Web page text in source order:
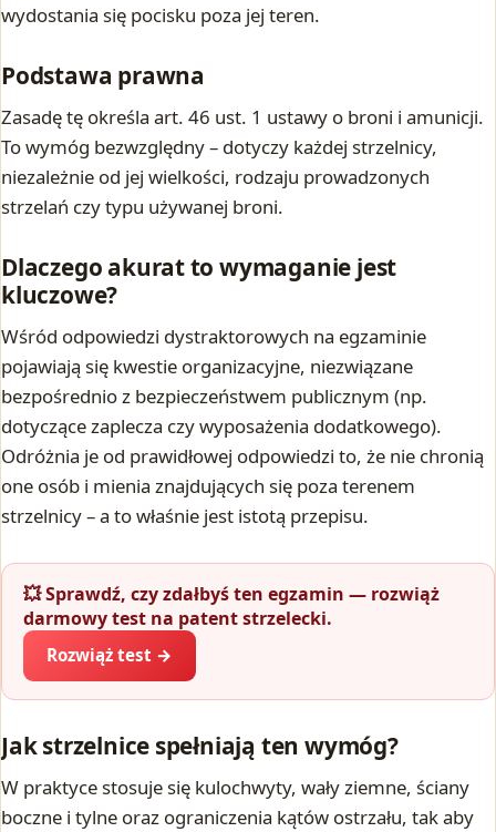
wydostania się pocisku poza jej teren.
Podstawa prawna
Zasadę tę określa art. 46 ust. 1 ustawy o broni i amunicji.
To wymóg bezwzględny – dotyczy każdej strzelnicy,
niezależnie od jej wielkości, rodzaju prowadzonych
strzelań czy typu używanej broni.
Dlaczego akurat to wymaganie jest
kluczowe?
Wśród odpowiedzi dystraktorowych na egzaminie
pojawiają się kwestie organizacyjne, niezwiązane
bezpośrednio z bezpieczeństwem publicznym (np.
dotyczące zaplecza czy wyposażenia dodatkowego).
Odróżnia je od prawidłowej odpowiedzi to, że nie chronią
one osób i mienia znajdujących się poza terenem
strzelnicy – a to właśnie jest istotą przepisu.
💥 Sprawdź, czy zdałbyś ten egzamin — rozwiąż
darmowy test na patent strzelecki.
Rozwiąż test →
Jak strzelnice spełniają ten wymóg?
W praktyce stosuje się kulochwyty, wały ziemne, ściany
boczne i tylne oraz ograniczenia kątów ostrzału, tak aby